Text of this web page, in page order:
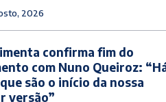
2026
confirma fim do
com Nuno Queiroz:
são o início da nossa
versão”